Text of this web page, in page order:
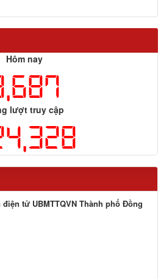
Hôm nay
lượt truy cập
tử UBMTTQVN Thành phố Đồng